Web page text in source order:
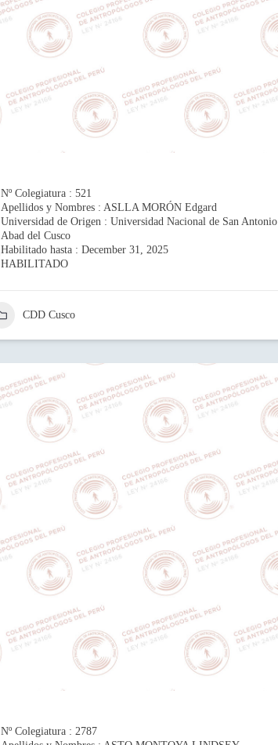
Nº Colegiatura : 521
Apellidos y Nombres : ASLLA MORÓN Edgard
Universidad de Origen : Universidad Nacional de San Antonio
Abad del Cusco
Habilitado hasta : December 31, 2025
HABILITADO
CDD Cusco
Nº Colegiatura : 2787